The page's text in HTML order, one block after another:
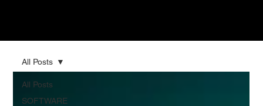
All Posts
SOFTWARE
All Posts